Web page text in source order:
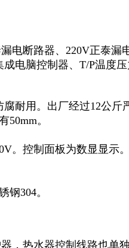
电断路器、220V正泰漏
电脑控制器、T/P温度
耐用。出厂经过12公斤
。
。控制面板为数显显示
钢304。
，热水器控制线路也单